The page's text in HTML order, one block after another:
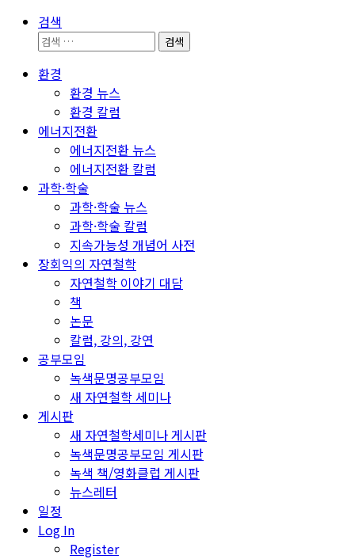
검색
검
환경
환경 뉴스
환경 칼럼
에너지전환
에너지전환 뉴스
에너지전환 칼럼
과학·학술
과학·학술 뉴스
과학·학술 칼럼
지속가능성 개념어 사전
장회익의 자연철학
자연철학 이야기 대담
책
논문
칼럼, 강의, 강연
공부모임
녹색문명공부모임
새 자연철학 세미나
게시판
새 자연철학세미나 게시판
녹색문명공부모임 게시판
녹색 책/영화클럽 게시판
뉴스레터
일정
Log In
Register